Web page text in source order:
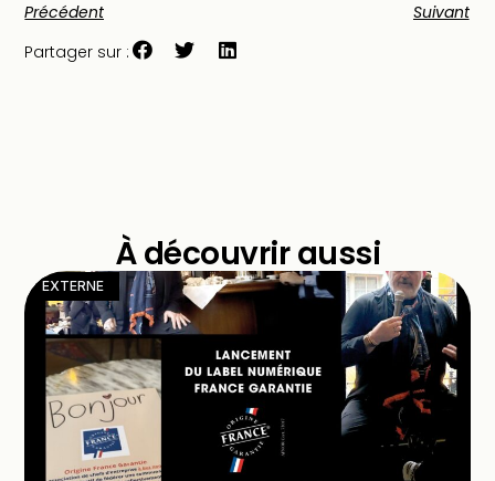
Précédent
Suivant
Partager sur :
À découvrir aussi
EXTERNE